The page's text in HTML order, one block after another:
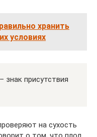
хранить
условиях
присутствия
на сухость